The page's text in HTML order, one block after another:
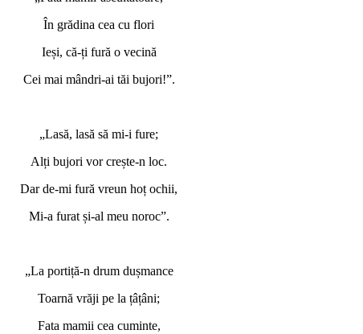
În grădina cea cu flori
Ieși, că-ți fură o vecină
Cei mai mândri-ai tăi bujori!”.
„Lasă, lasă să mi-i fure;
Alți bujori vor crește-n loc.
Dar de-mi fură vreun hoț ochii,
Mi-a furat și-al meu noroc”.
„La portiță-n drum dușmance
Toarnă vrăji pe la țâțâni;
Fata mamii cea cuminte,